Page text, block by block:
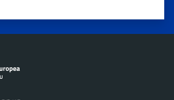
5 stelle su 5
stelle su 5
su 5
5